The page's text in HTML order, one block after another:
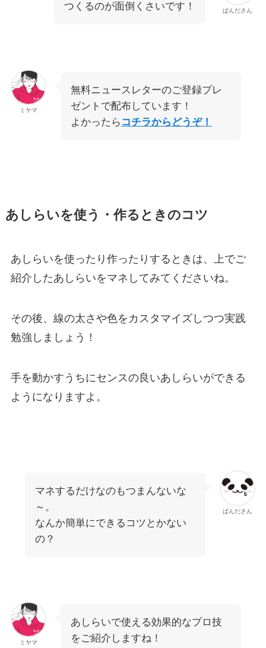
ぱんださん
つくるのが面倒くさいです！
ミヤマ
無料ニュースレターのご登録プレ
ゼントで配布しています！
よかったら コチラからどうぞ！
あしらいを使う・作るときのコツ
あしらいを使ったり作ったりするときは、上でご
紹介したあしらいをマネしてみてくださいね。
その後、線の太さや色をカスタマイズしつつ実践
勉強しましょう！
手を動かすうちにセンスの良いあしらいができる
ようになりますよ。
ぱんださん
マネするだけなのもつまんないな
～。
なんか簡単にできるコツとかない
の？
ミヤマ
あしらいで使える効果的なプロ技
をご紹介しますね！